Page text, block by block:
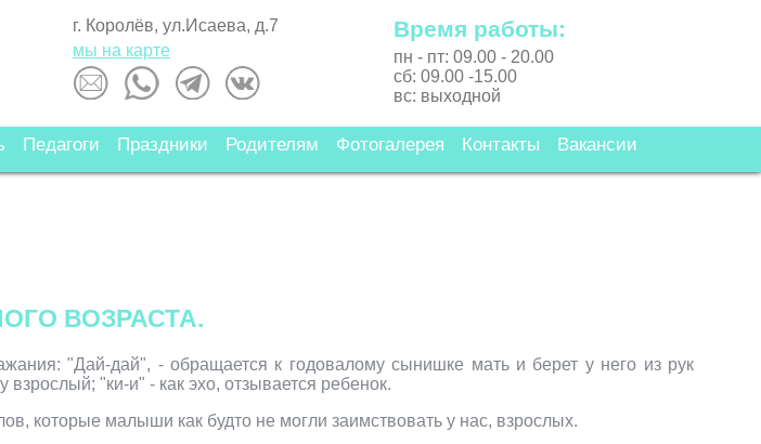
г. Королёв, ул.Исаева, д.7
мы на карте
Время работы:
пн - пт: 09.00 - 20.00
сб: 09.00 -15.00
вс: выходной
Педагоги Праздники Родителям Фотогалерея Контакты Вакансии
ВОЗРАСТА.
"Дай-дай", - обращается к годовалому сынишке мать и берет у него из рук
"ки-и" - как эхо, отзывается ребенок.
которые малыши как будто не могли заимствовать у нас, взрослых.